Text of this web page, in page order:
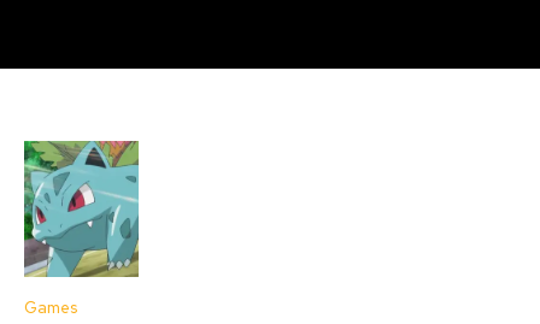
Games